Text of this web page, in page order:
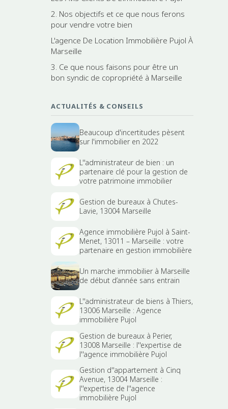
2. Nos objectifs et ce que nous ferons
pour vendre votre bien
L'agence De Location Immobilière Pujol À
Marseille
3. Ce que nous faisons pour être un
bon syndic de copropriété à Marseille
ACTUALITÉS & CONSEILS
Beaucoup d'incertitudes pèsent
sur l'immobilier en 2022
L''administrateur de bien : un
partenaire clé pour la gestion de
votre patrimoine immobilier
Gestion de bureaux à Chutes-
Lavie, 13004 Marseille
Agence immobilière Pujol à Saint-
Menet, 13011 – Marseille : votre
partenaire en gestion immobilière
Un marche immobilier à Marseille
de début d’année sans entrain
L''administrateur de biens à Thiers,
13006 Marseille : Agence
immobilière Pujol
Gestion de bureaux à Perier,
13008 Marseille : l''expertise de
l''agence immobilière Pujol
Gestion d''appartement à Cinq
Avenue, 13004 Marseille :
l''expertise de l''agence
immobilière Pujol